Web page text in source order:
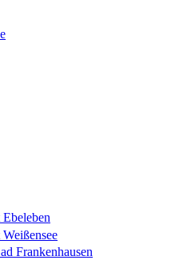
Frankenhausen